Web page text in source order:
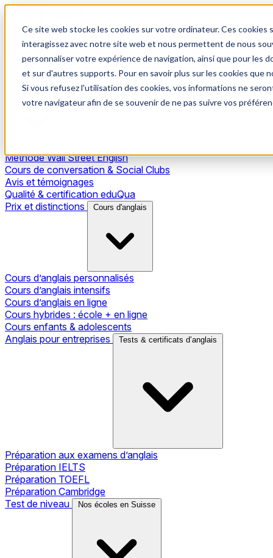
Ce site web stocke les cookies sur votre ordinateur. Ces
interagissez avec notre site web et nous permettent de nous
personnaliser votre expérience de navigation, ainsi que pour les
et sur d'autres supports. Pour en savoir plus sur les cookies
Si vous refusez l'utilisation des cookies, vos informations ne
votre navigateur afin de se souvenir de ne pas suivre vos
Notre méthode
Méthode Wall Street English
Cours de conversation & Social Clubs
Avis et témoignages
Qualité & certification eduQua
Prix et distinctions
Cours d'anglais
Cours d’anglais personnalisés
Cours d’anglais intensifs
Cours d’anglais en ligne
Cours hybrides : école + en ligne
Cours enfants & adolescents
Anglais pour entreprises
Tests & certificats d’anglais
Préparation aux examens d’anglais
Préparation IELTS
Préparation TOEFL
Préparation Cambridge
Test de niveau
Nos écoles en Suisse